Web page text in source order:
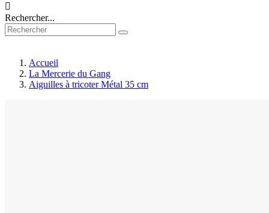

Rechercher...
Accueil
La Mercerie du Gang
Aiguilles à tricoter Métal 35 cm